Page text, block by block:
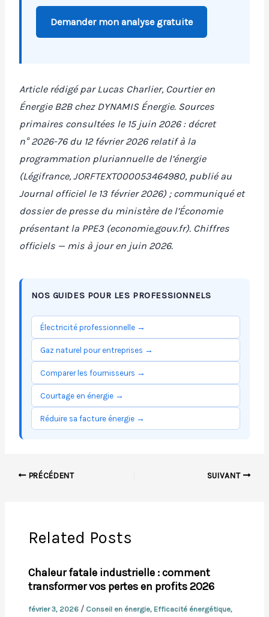
Demander mon analyse gratuite
Article rédigé par Lucas Charlier, Courtier en
Énergie B2B chez DYNAMIS Énergie. Sources
primaires consultées le 15 juin 2026 : décret
n° 2026-76 du 12 février 2026 relatif à la
programmation pluriannuelle de l’énergie
(Légifrance, JORFTEXT000053464980, publié au
Journal officiel le 13 février 2026) ; communiqué et
dossier de presse du ministère de l’Économie
présentant la PPE3 (economie.gouv.fr). Chiffres
officiels — mis à jour en juin 2026.
NOS GUIDES POUR LES PROFESSIONNELS
Électricité professionnelle →
Gaz naturel pour entreprises →
Comparer les fournisseurs →
Courtage en énergie →
Réduire sa facture énergie →
PRÉCÉDENT SUIVANT
Related Posts
Chaleur fatale industrielle : comment
transformer vos pertes en profits 2026
février 3, 2026 / Conseil en énergie, Efficacité énergétique,